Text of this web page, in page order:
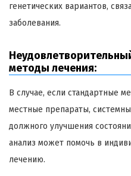
генетических вариантов,
заболевания.
методы лечения:
В случае, если стандартные
местные препараты,
должного улучшения
анализ может помочь в
лечению.